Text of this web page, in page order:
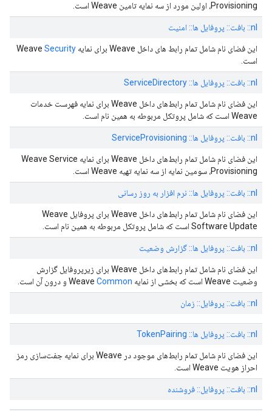
Provisioning، اولین مورد از سه نمایه تامین Weave است.
nl:: بافت:: پروفایل ها:: امنیت
این فضای نام شامل تمام رابط های داخل Weave برای نمایه Weave
Security
است.
nl:: بافت:: پروفایل ها:: ServiceDirectory
این فضای نام شامل تمام رابط‌های داخل Weave برای نمایه فهرست خدمات
Weave است که شامل پروتکل مربوطه به همین نام است.
nl:: بافت:: پروفایل ها:: ServiceProvisioning
این فضای نام شامل تمام رابط‌های داخل Weave برای نمایه Weave Service
Provisioning، سومین نمایه از سه نمایه تهیه Weave است.
nl:: بافت:: پروفایل ها:: نرم افزار به روز رسانی
این فضای نام شامل تمام رابط‌های داخل Weave برای پروفایل Weave
Software Update است که شامل پروتکل مربوطه به همین نام است.
nl:: بافت:: پروفایل ها:: گزارش وضعیت
این فضای نام شامل تمام رابط‌های داخل Weave برای زیرپروفایل گزارش
وضعیت Weave است که بخشی از نمایه Weave
Common و درون آن است.
nl:: بافت:: پروفایل:: زمان
nl:: بافت:: پروفایل ها:: TokenPairing
این فضای نام شامل تمام رابط‌های موجود در Weave برای نمایه جفت‌سازی رمز
احراز هویت Weave است.
nl:: بافت:: پروفایل:: فروشنده